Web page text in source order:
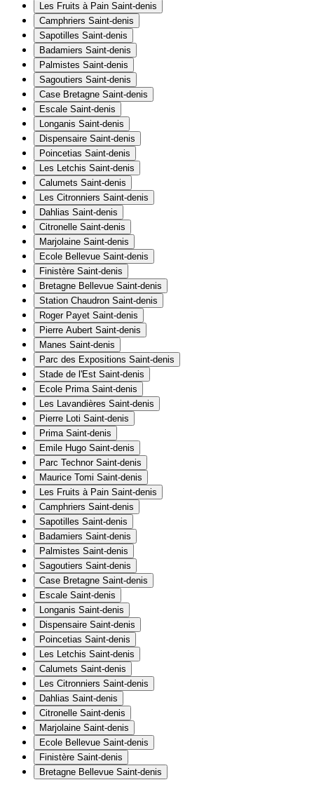
Les Fruits à Pain Saint-denis
Camphriers Saint-denis
Sapotilles Saint-denis
Badamiers Saint-denis
Palmistes Saint-denis
Sagoutiers Saint-denis
Case Bretagne Saint-denis
Escale Saint-denis
Longanis Saint-denis
Dispensaire Saint-denis
Poincetias Saint-denis
Les Letchis Saint-denis
Calumets Saint-denis
Les Citronniers Saint-denis
Dahlias Saint-denis
Citronelle Saint-denis
Marjolaine Saint-denis
Ecole Bellevue Saint-denis
Finistère Saint-denis
Bretagne Bellevue Saint-denis
Station Chaudron Saint-denis
Roger Payet Saint-denis
Pierre Aubert Saint-denis
Manes Saint-denis
Parc des Expositions Saint-denis
Stade de l'Est Saint-denis
Ecole Prima Saint-denis
Les Lavandières Saint-denis
Pierre Loti Saint-denis
Prima Saint-denis
Emile Hugo Saint-denis
Parc Technor Saint-denis
Maurice Tomi Saint-denis
Les Fruits à Pain Saint-denis
Camphriers Saint-denis
Sapotilles Saint-denis
Badamiers Saint-denis
Palmistes Saint-denis
Sagoutiers Saint-denis
Case Bretagne Saint-denis
Escale Saint-denis
Longanis Saint-denis
Dispensaire Saint-denis
Poincetias Saint-denis
Les Letchis Saint-denis
Calumets Saint-denis
Les Citronniers Saint-denis
Dahlias Saint-denis
Citronelle Saint-denis
Marjolaine Saint-denis
Ecole Bellevue Saint-denis
Finistère Saint-denis
Bretagne Bellevue Saint-denis